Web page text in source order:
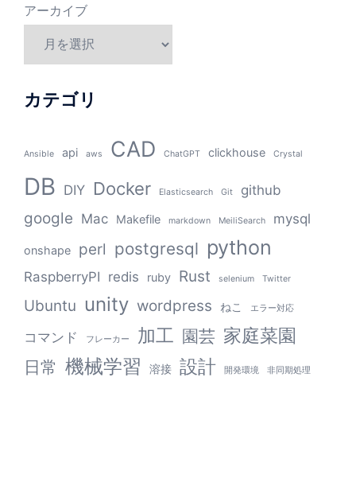
アーカイブ
カテゴリ
Ansible api aws CAD ChatGPT clickhouse Crystal
DB DIY Docker Elasticsearch Git github
google Mac Makefile markdown MeiliSearch mysql
onshape perl postgresql python
RaspberryPI redis ruby Rust selenium Twitter
Ubuntu unity wordpress ねこ エラー対応
コマンド フレーカー 加工 園芸 家庭菜園
日常 機械学習 溶接 設計 開発環境 非同期処理